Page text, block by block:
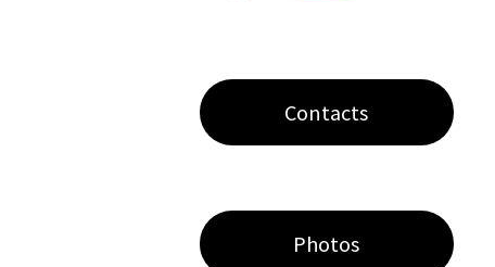
Contacts
Photos